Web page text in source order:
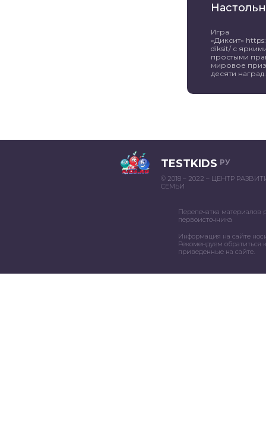
Игра
«Диксит»
diksit/ с
простыми
мировое
десяти
TESTKIDS РУ
© 2018 – 2022 – ЦЕНТР
СЕМЬИ
Перепечатка материалов
первоисточника
Информация на сайте
Рекомендуем обратиться
приведенные на сайте.